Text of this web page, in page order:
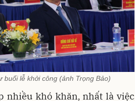
lễ khởi công (ảnh Trọng Bảo)
nhiều khó khăn, nhất là việc